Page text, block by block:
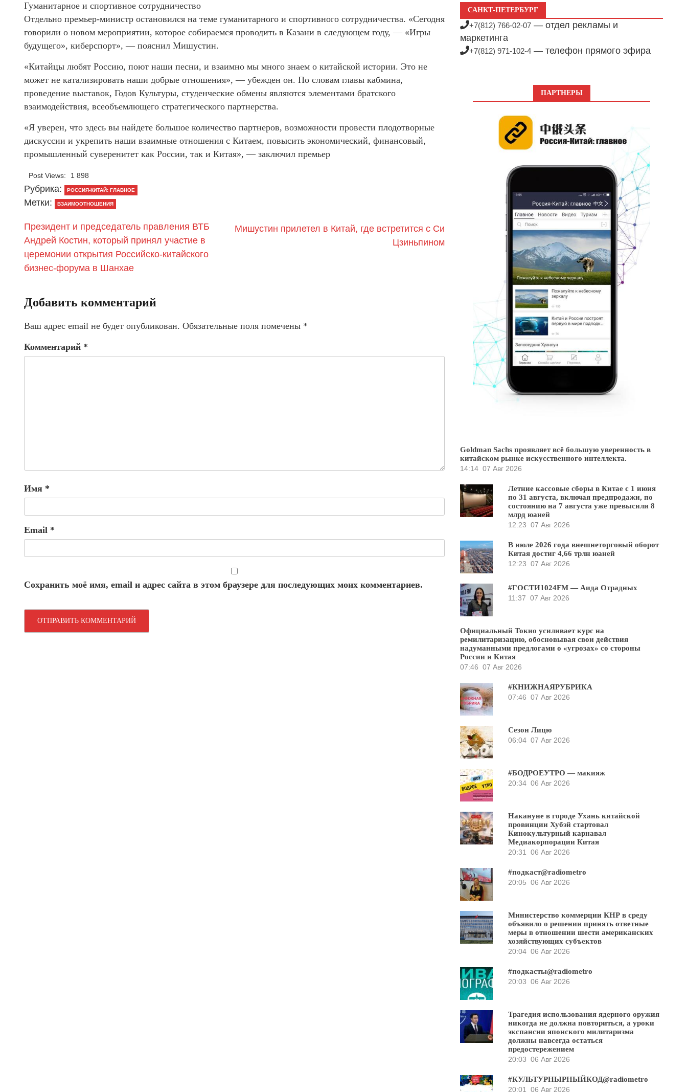
Гуманитарное и спортивное сотрудничество
Отдельно премьер-министр остановился на теме гуманитарного и спортивного сотрудничества. «Сегодня
говорили о новом мероприятии, которое собираемся проводить в Казани в следующем году, — «Игры
будущего», киберспорт», — пояснил Мишустин.
«Китайцы любят Россию, поют наши песни, и взаимно мы много знаем о китайской истории. Это не
может не катализировать наши добрые отношения», — убежден он. По словам главы кабмина,
проведение выставок, Годов Культуры, студенческие обмены являются элементами братского
взаимодействия, всеобъемлющего стратегического партнерства.
«Я уверен, что здесь вы найдете большое количество партнеров, возможности провести плодотворные
дискуссии и укрепить наши взаимные отношения с Китаем, повысить экономический, финансовый,
промышленный суверенитет как России, так и Китая», — заключил премьер
Post Views: 1 898
Рубрика: РОССИЯ-КИТАЙ: ГЛАВНОЕ
Метки: ВЗАИМООТНОШЕНИЯ
Президент и председатель правления ВТБ
Андрей Костин, который принял участие в
церемонии открытия Российско-китайского
бизнес-форума в Шанхае
Мишустин прилетел в Китай, где встретится с Си
Цзиньпином
Добавить комментарий
Ваш адрес email не будет опубликован. Обязательные поля помечены *
Комментарий *
Имя *
Email *
Сохранить моё имя, email и адрес сайта в этом браузере для последующих моих комментариев.
САНКТ-ПЕТЕРБУРГ
+7(812) 766-02-07 — отдел рекламы и
маркетинга
+7(812) 971-102-4 — телефон прямого эфира
ПАРТНЕРЫ
Goldman Sachs проявляет всё большую уверенность в
китайском рынке искусственного интеллекта.
14:14 07 Авг 2026
Летние кассовые сборы в Китае с 1 июня
по 31 августа, включая предпродажи, по
состоянию на 7 августа уже превысили 8
млрд юаней
12:23 07 Авг 2026
В июле 2026 года внешнеторговый оборот
Китая достиг 4,66 трлн юаней
12:23 07 Авг 2026
#ГОСТИ1024FM — Аида Отрадных
11:37 07 Авг 2026
Официальный Токио усиливает курс на
ремилитаризацию, обосновывая свои действия
надуманными предлогами о «угрозах» со стороны
России и Китая
07:46 07 Авг 2026
#КНИЖНАЯРУБРИКА
07:46 07 Авг 2026
Сезон Лицю
06:04 07 Авг 2026
#БОДРОЕУТРО — макияж
20:34 06 Авг 2026
Накануне в городе Ухань китайской
провинции Хубэй стартовал
Кинокультурный карнавал
Медиакорпорации Китая
20:31
06 Авг 2026
#подкаст@radiometro
20:05 06 Авг 2026
Министерство коммерции КНР в среду
объявило о решении принять ответные
меры в отношении шести американских
хозяйствующих субъектов
20:04 06 Авг 2026
#подкасты@radiometro
20:03 06 Авг 2026
Трагедия использования ядерного оружия
никогда не должна повториться, а уроки
экспансии японского милитаризма
должны навсегда остаться
предостережением
20:03 06 Авг 2026
#КУЛЬТУРНЫРНЫЙКОД@radiometro
20:01
06 Авг 2026